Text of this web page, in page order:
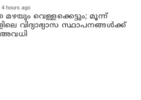
4 hours ago
വെള്ളക്കെട്ടും; മൂന്ന്‌
വിദ്യാഭ്യാസ സ്ഥാപനങ്ങള്‍ക്ക്
അവധി